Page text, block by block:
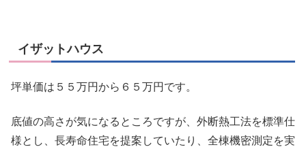
イザットハウス
坪単価は５５万円から６５万円です。
底値の高さが気になるところですが、外断熱工法を標準仕
様とし、長寿命住宅を提案していたり、全棟機密測定を実